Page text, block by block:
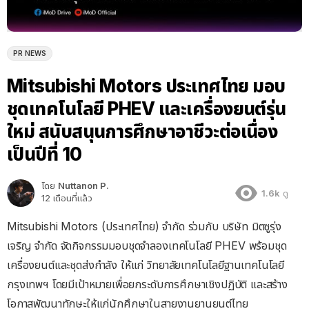
PR NEWS
Mitsubishi Motors ประเทศไทย มอบ
ชุดเทคโนโลยี PHEV และเครื่องยนต์รุ่น
ใหม่ สนับสนุนการศึกษาอาชีวะต่อเนื่อง
เป็นปีที่ 10
โดย Nuttanon P.
12 เดือนที่แล้ว
1.6k ดู
Mitsubishi Motors (ประเทศไทย) จำกัด ร่วมกับ บริษัท มิตซูรุ่ง
เจริญ จำกัด จัดกิจกรรมมอบชุดจำลองเทคโนโลยี PHEV พร้อมชุด
เครื่องยนต์และชุดส่งกำลัง ให้แก่ วิทยาลัยเทคโนโลยีฐานเทคโนโลยี
กรุงเทพฯ โดยมีเป้าหมายเพื่อยกระดับการศึกษาเชิงปฏิบัติ และสร้าง
โอกาสพัฒนาทักษะให้แก่นักศึกษาในสายงานยานยนต์ไทย